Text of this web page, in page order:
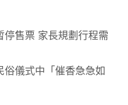
停售票 家長規劃行程需
俗儀式中「催香急急如